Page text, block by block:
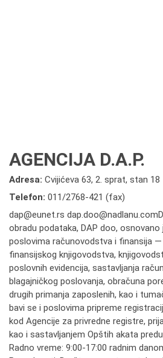
AGENCIJA D.A.P.
Adresa: Cvijićeva 63, 2. sprat, stan 18
Telefon: 011/2768-421 (fax)
dap@eunet.rs
obradu podataka, DAP doo, osnovano
poslovima računovodstva i finansija —
finansijskog knjigovodstva,
poslovnih evidencija, sastavljanja
blagajničkog poslovanja, obračuna
drugih primanja zaposlenih, kao i
bavi se i poslovima pripreme
kod Agencije za privredne registre,
kao i sastavljanjem Opštih akata
Radno vreme: 9:00-17:00 radnim